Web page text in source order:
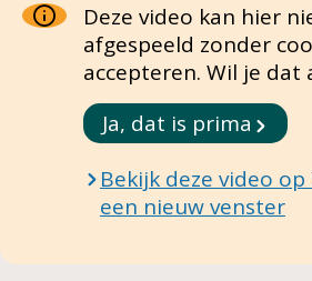
Deze video kan hier
afgespeeld zonder
accepteren. Wil je dat
Ja, dat is prima
Bekijk deze video
een nieuw venster